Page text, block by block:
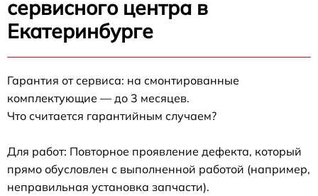
сервисного центра в
Екатеринбурге
Гарантия от сервиса: на смонтированные
комплектующие — до 3 месяцев.
Что считается гарантийным случаем?
Для работ: Повторное проявление дефекта, который
прямо обусловлен с выполненной работой (например,
неправильная установка запчасти).